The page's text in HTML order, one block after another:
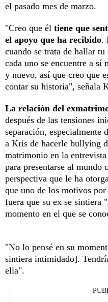
el pasado mes de marzo.
"Creo que él tiene que
el apoyo que ha recibido.
cuando se trata de hallar
cada uno se encuentre a sí
y nuevo, así que creo que
contar su historia", señala
La relación del
después de las tensiones
separación, especialmente
a Kris de hacerle bullying
matrimonio en la
para presentarse al mundo
perspectiva que le ha
que uno de los motivos
fuera que su ex se sintiera
momento en el que se
"No lo pensé en su
sintiera intimidado].
ella".